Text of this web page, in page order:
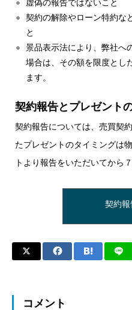
虚偽の報告ではないこと
契約の解除やローン特約な
と
景品表示法により、弊社へ
場合は、その額を限度とし
ます。
契約報告とプレゼント
契約報告については、売買契
たプレゼントのタイミングは
トより報告をいただいてから
契約報
コメント